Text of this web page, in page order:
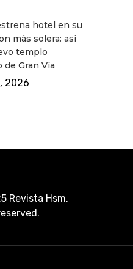
hotel en su
más solera: así
templo
de Gran Vía
2026
Revista Hsm.